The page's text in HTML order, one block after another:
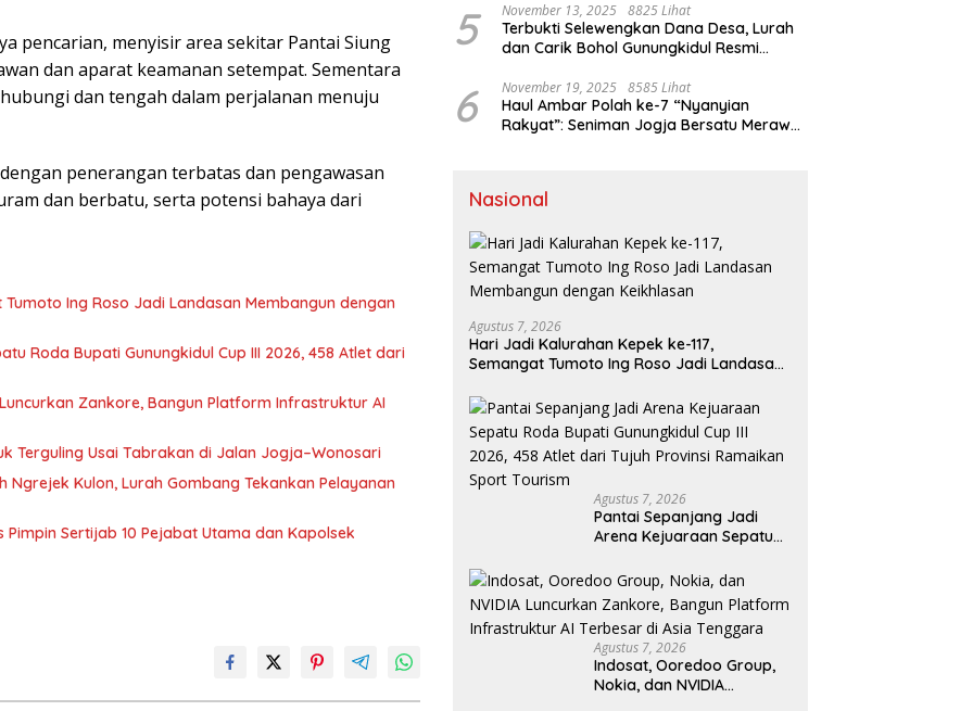
pencarian, menyisir area sekitar Pantai Siung
dan aparat keamanan setempat. Sementara
dan tengah dalam perjalanan menuju
penerangan terbatas dan pengawasan
dan berbatu, serta potensi bahaya dari
Ing Roso Jadi Landasan Membangun dengan
Roda Bupati Gunungkidul Cup III 2026, 458 Atlet dari
Zankore, Bangun Platform Infrastruktur AI
Terguling Usai Tabrakan di Jalan Jogja–Wonosari
Ngrejek Kulon, Lurah Gombang Tekankan Pelayanan
Sertijab 10 Pejabat Utama dan Kapolsek
5 November 13, 2025 8825 Lihat
Terbukti Selewengkan Dana Desa, Lurah
dan Carik Bohol Gunungkidul Resmi
6 November 19, 2025 8585 Lihat
Haul Ambar Polah ke-7 “Nyanyian
Rakyat”: Seniman Jogja Bersatu Merawat
Nasional
Agustus 7, 2026
Hari Jadi Kalurahan Kepek ke-117,
Semangat Tumoto Ing Roso Jadi Landasan
Agustus 7, 2026
Pantai Sepanjang Jadi
Arena Kejuaraan Sepatu
Cup III 2026, 458 Atlet dari
Tujuh Provinsi Ramaikan
Sport Tourism
Agustus 7, 2026
Indosat, Ooredoo Group,
Nokia, dan NVIDIA